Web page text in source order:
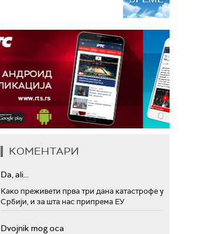
КОМЕНТАРИ
Da, ali...
Како преживети прва три дана катастрофе у
Србији, и за шта нас припрема ЕУ
Dvojnik mog oca